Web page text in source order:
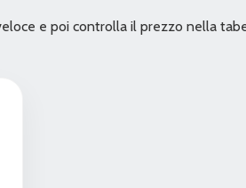
e poi controlla il prezzo nella